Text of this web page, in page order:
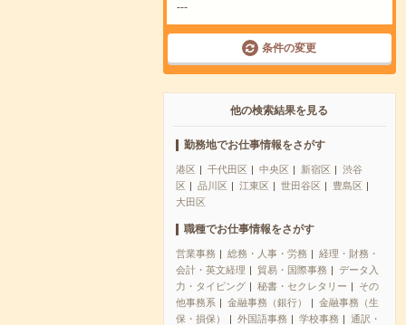
---
条件の変更
他の検索結果を見る
勤務地でお仕事情報をさがす
港区 千代田区 中央区 新宿区
渋谷
区
品川区 江東区 世田谷区
豊島区
大田区
職種でお仕事情報をさがす
営業事務 総務・人事・労務
経理・財務・
会計・英文経理
貿易・国際事務
データ入
力・タイピング
秘書・セクレタリー
その
他事務系
金融事務（銀行）
金融事務（生
保・損保）
外国語事務 学校事務
通訳・